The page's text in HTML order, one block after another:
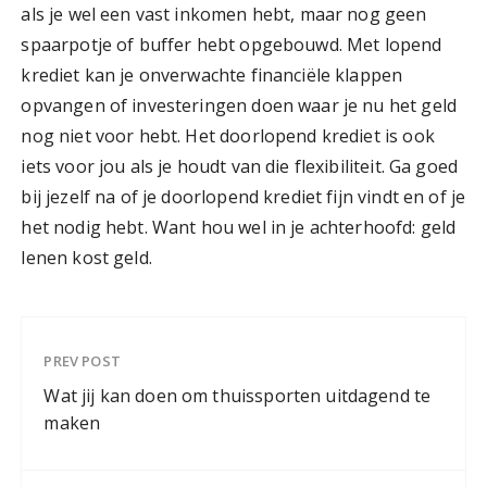
als je wel een vast inkomen hebt, maar nog geen
spaarpotje of buffer hebt opgebouwd. Met lopend
krediet kan je onverwachte financiële klappen
opvangen of investeringen doen waar je nu het geld
nog niet voor hebt. Het doorlopend krediet is ook
iets voor jou als je houdt van die flexibiliteit. Ga goed
bij jezelf na of je doorlopend krediet fijn vindt en of je
het nodig hebt. Want hou wel in je achterhoofd: geld
lenen kost geld.
PREV POST
Wat jij kan doen om thuissporten uitdagend te
maken